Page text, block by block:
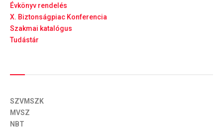
Évkönyv rendelés
X. Biztonságpiac Konferencia
Szakmai katalógus
Tudástár
SZVMSZK
MVSZ
NBT